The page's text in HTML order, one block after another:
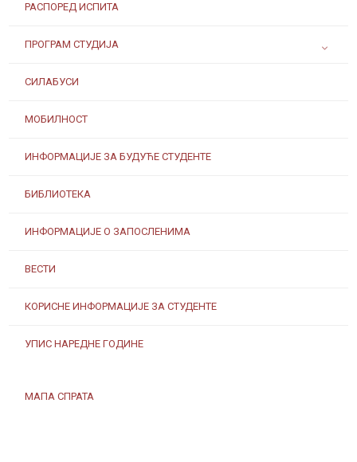
РАСПОРЕД ИСПИТА
ПРОГРАМ СТУДИЈА
СИЛАБУСИ
МОБИЛНОСТ
ИНФОРМАЦИЈЕ ЗА БУДУЋЕ СТУДЕНТЕ
БИБЛИОТЕКА
ИНФОРМАЦИЈЕ О ЗАПОСЛЕНИМА
ВЕСТИ
КОРИСНЕ ИНФОРМАЦИЈЕ ЗА СТУДЕНТЕ
УПИС НАРЕДНЕ ГОДИНЕ
МАПА СПРАТА